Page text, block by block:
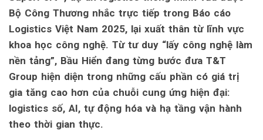
Bộ Công Thương nhắc trực tiếp trong Báo cáo
Logistics Việt Nam 2025, lại xuất thân từ lĩnh vực
khoa học công nghệ. Từ tư duy “lấy công nghệ làm
nền tảng”, Bầu Hiển đang từng bước đưa T&T
Group hiện diện trong những cấu phần có giá trị
gia tăng cao hơn của chuỗi cung ứng hiện đại:
logistics số, AI, tự động hóa và hạ tầng vận hành
theo thời gian thực.